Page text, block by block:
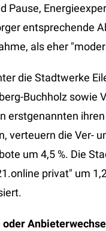
Pause,
entsprechende
als eher
die Stadtwerke
Buchholz sowie
erstgenannten
verteuern die Ver-
um 4,5 %. Die
privat" um